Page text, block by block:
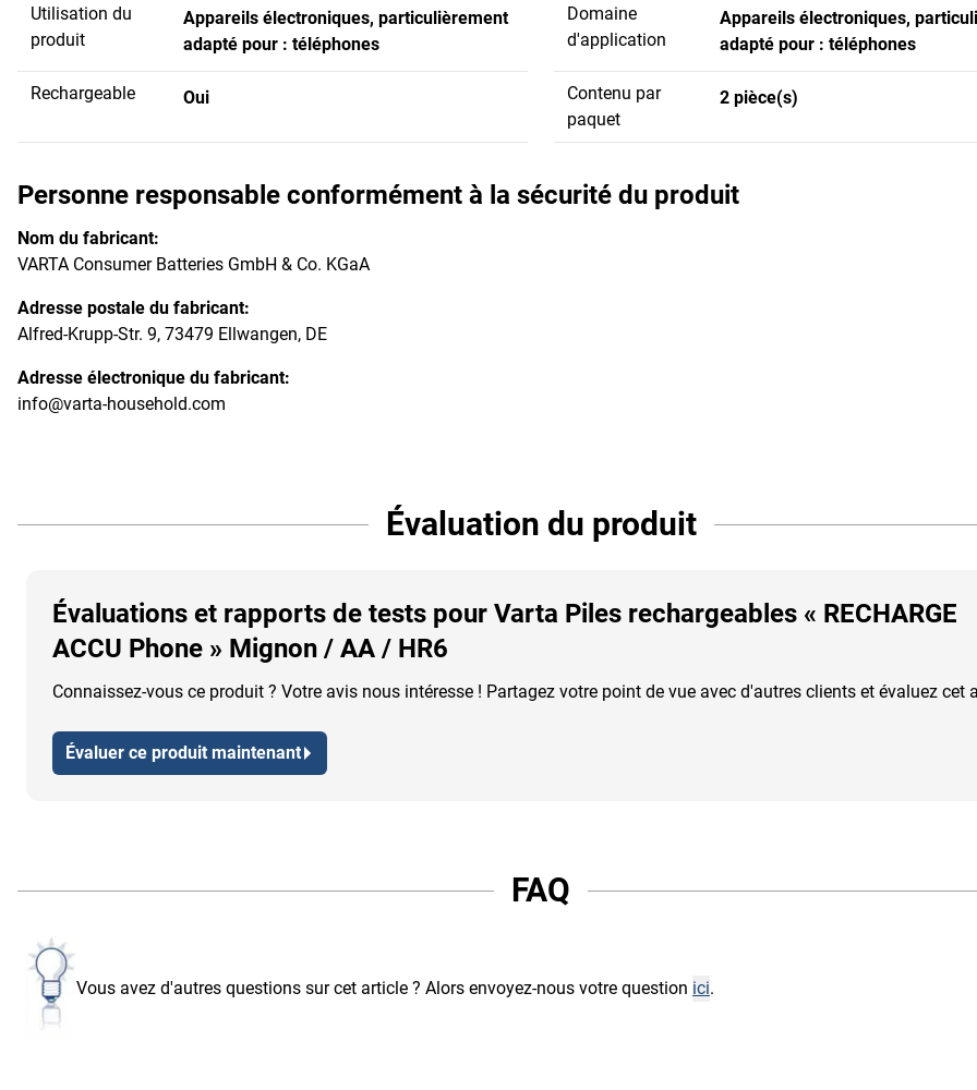
Utilisation du
produit
Appareils électroniques, particulièrement
adapté pour : téléphones
Domaine
d'application
Appareils électroniques,
adapté pour : téléphones
Rechargeable Oui
Contenu par
paquet
2 pièce(s)
Personne responsable conformément à la sécurité du produit
Nom du fabricant:
VARTA Consumer Batteries GmbH & Co. KGaA
Adresse postale du fabricant:
Alfred-Krupp-Str. 9, 73479 Ellwangen, DE
Adresse électronique du fabricant:
info@varta-household.com
Évaluation du produit
Évaluations et rapports de tests pour Varta Piles rechargeables « RECHARGE
ACCU Phone » Mignon / AA / HR6
Connaissez-vous ce produit ? Votre avis nous intéresse ! Partagez votre point de vue avec d'autres clients et évaluez cet
Évaluer ce produit maintenant
FAQ
Vous avez d'autres questions sur cet article ? Alors envoyez-nous votre question ici.